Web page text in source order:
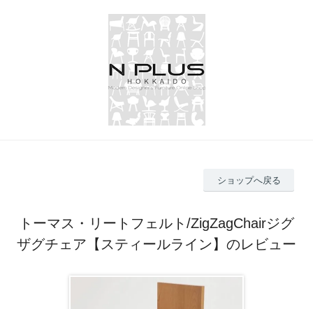
ショップへ戻る
トーマス・リートフェルト/ZigZagChairジグ
ザグチェア【スティールライン】のレビュー